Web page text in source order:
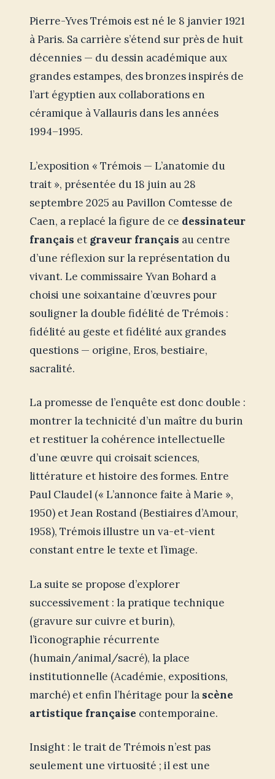
Pierre-Yves Trémois est né le 8 janvier 1921
à Paris. Sa carrière s’étend sur près de huit
décennies — du dessin académique aux
grandes estampes, des bronzes inspirés de
l’art égyptien aux collaborations en
céramique à Vallauris dans les années
1994–1995.
L’exposition « Trémois — L’anatomie du
trait », présentée du 18 juin au 28
septembre 2025 au Pavillon Comtesse de
Caen, a replacé la figure de ce dessinateur
français et graveur français au centre
d’une réflexion sur la représentation du
vivant. Le commissaire Yvan Bohard a
choisi une soixantaine d’œuvres pour
souligner la double fidélité de Trémois :
fidélité au geste et fidélité aux grandes
questions — origine, Eros, bestiaire,
sacralité.
La promesse de l’enquête est donc double :
montrer la technicité d’un maître du burin
et restituer la cohérence intellectuelle
d’une œuvre qui croisait sciences,
littérature et histoire des formes. Entre
Paul Claudel (« L’annonce faite à Marie »,
1950) et Jean Rostand (Bestiaires d’Amour,
1958), Trémois illustre un va-et-vient
constant entre le texte et l’image.
La suite se propose d’explorer
successivement : la pratique technique
(gravure sur cuivre et burin),
l’iconographie récurrente
(humain/animal/sacré), la place
institutionnelle (Académie, expositions,
marché) et enfin l’héritage pour la scène
artistique française contemporaine.
Insight : le trait de Trémois n’est pas
seulement une virtuosité ; il est une